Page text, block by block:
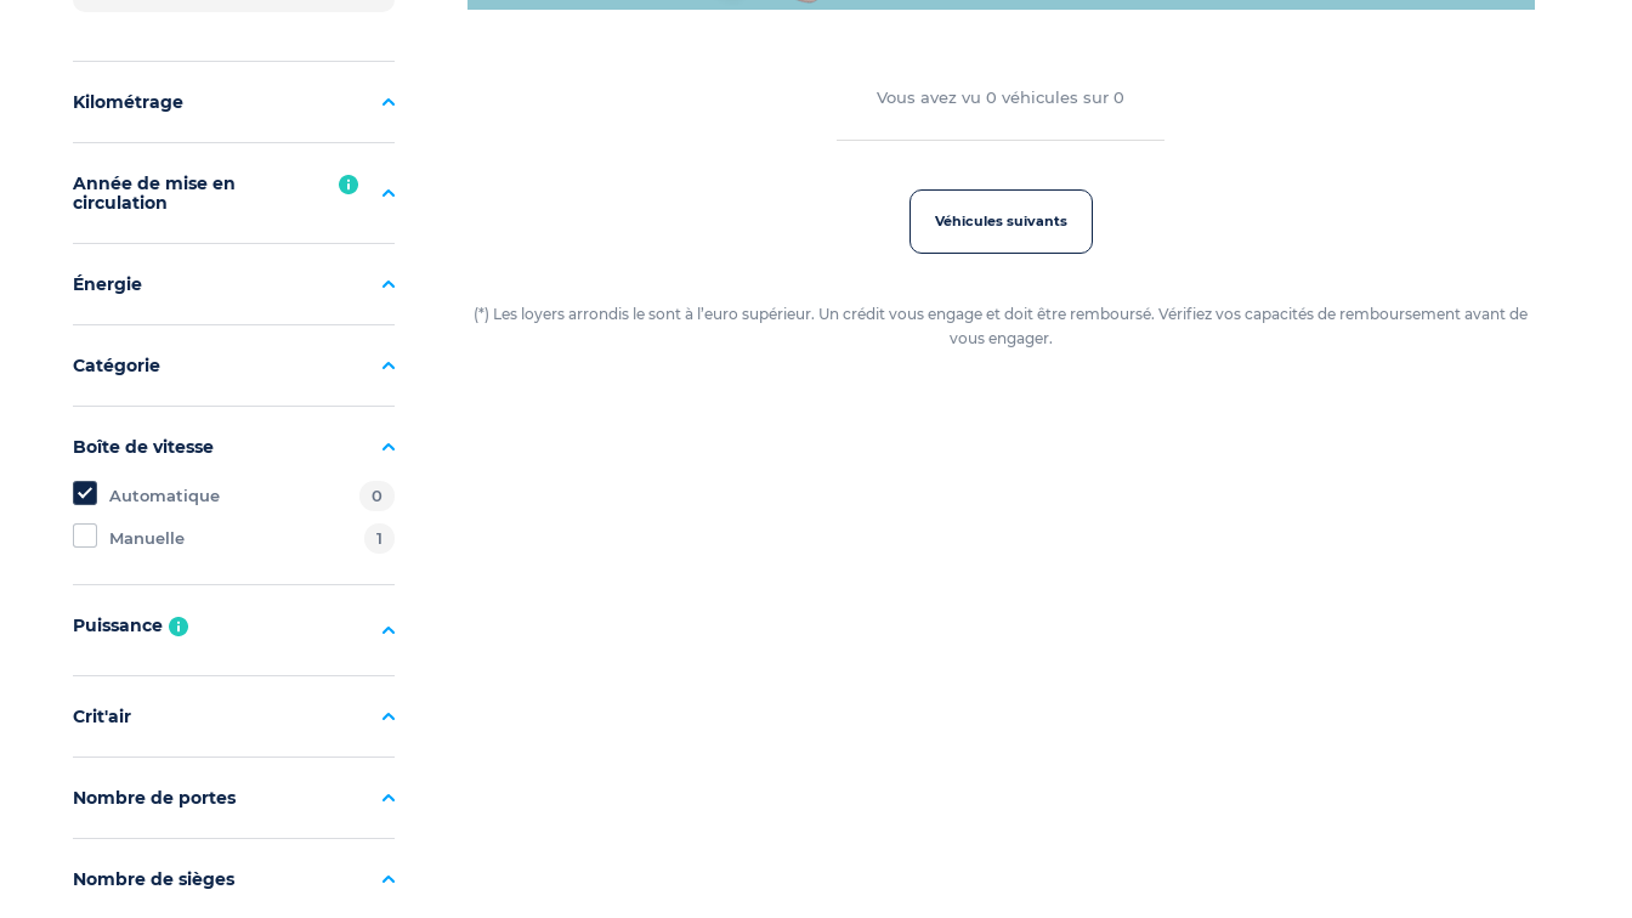
Kilométrage
Année de mise en
circulation
Énergie
Catégorie
Boîte de vitesse
Automatique 0
Manuelle 1
Puissance
Crit'air
Nombre de portes
Nombre de sièges
Vous avez vu 0véhicules sur0
Véhicules suivants
(*) Les loyers arrondis le sont à l’euro supérieur. Un crédit vous engage et doit être remboursé. Vérifiez vos capacités de remboursement avant de
vous engager.